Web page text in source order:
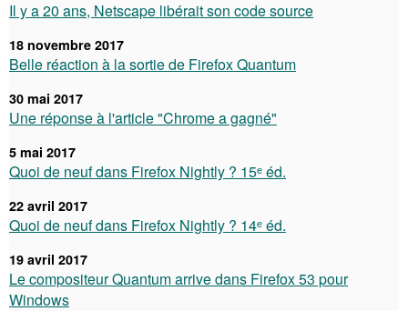
Il y a 20 ans, Netscape libérait son code source
18 novembre 2017
Belle réaction à la sortie de Firefox Quantum
30 mai 2017
Une réponse à l'article "Chrome a gagné"
5 mai 2017
Quoi de neuf dans Firefox Nightly ? 15ᵉ éd.
22 avril 2017
Quoi de neuf dans Firefox Nightly ? 14ᵉ éd.
19 avril 2017
Le compositeur Quantum arrive dans Firefox 53 pour
Windows